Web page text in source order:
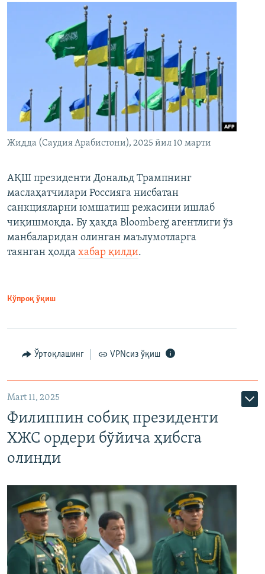
Жидда (Саудия Арабистони), 2025 йил 10 марти
АҚШ президенти Дональд Трампнинг
маслаҳатчилари Россияга нисбатан
санкцияларни юмшатиш режасини ишлаб
чиқишмоқда. Бу ҳақда Bloomberg агентлиги ўз
манбаларидан олинган маълумотларга
таянган ҳолда хабар қилди.
Кўпроқ ўқиш
Ўртоқлашинг VPNсиз ўқиш
Mart 11, 2025
Филиппин собиқ президенти
ХЖС ордери бўйича ҳибсга
олинди